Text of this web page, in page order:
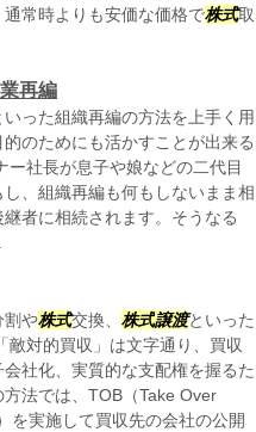
常時よりも安価な価格で株式取
再編
いった組織再編の方法を上手く用
のためにも活かすことが出来る
社長が息子や娘などの二代目
、組織再編も何もしないまま相
者に相続されます。そうなる
割や株式交換、 株式譲渡といった
対的買収」は文字通り、買収
社化、実質的な支配権を握るた
法では、TOB（Take Over
を実施して買収先の会社の公開